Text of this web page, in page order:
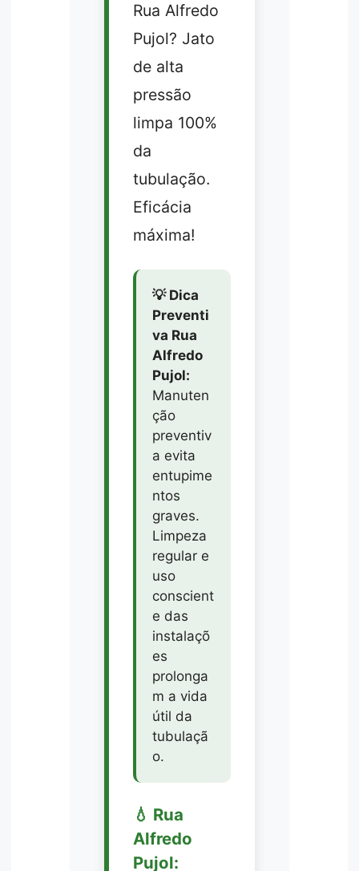
Rua Alfredo
Pujol? Jato
de alta
pressão
limpa 100%
da
tubulação.
Eficácia
máxima!
💡 Dica
Preventi
va Rua
Alfredo
Pujol:
Manuten
ção
preventiv
a evita
entupime
ntos
graves.
Limpeza
regular e
uso
conscient
e das
instalaçõ
es
prolonga
m a vida
útil da
tubulaçã
o.
💧 Rua
Alfredo
Pujol: